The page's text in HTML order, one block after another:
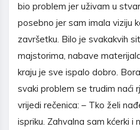
bio problem jer uživam u
posebno jer sam imala viziju
završetku. Bilo je svakakvih
majstorima, nabave
kraju je sve ispalo dobro.
svaki problem se trudim naći
vrijedi rečenica: – Tko želi
ispriku. Zahvalna sam kćerki i